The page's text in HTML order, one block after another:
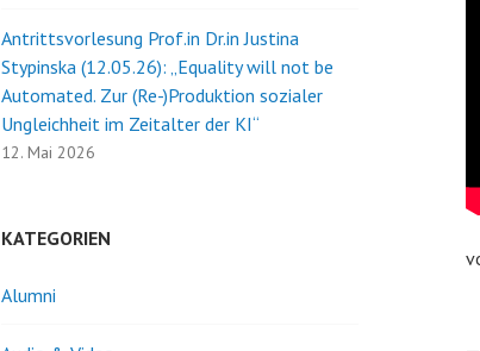
Antrittsvorlesung Prof.in Dr.in Justina
Stypinska (12.05.26): „Equality will not be
Automated. Zur (Re-)Produktion sozialer
Ungleichheit im Zeitalter der KI“
12. Mai 2026
KATEGORIEN
Alumni